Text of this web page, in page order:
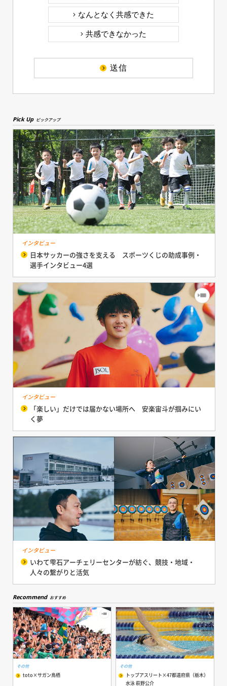
なんとなく共感できた
共感できなかった
送信
Pick Up ピックアップ
インタビュー
日本サッカーの強さを支える スポーツくじの助成事例・
選手インタビュー4選
インタビュー
「楽しい」だけでは届かない場所へ 安楽宙斗が掴みにい
く夢
インタビュー
いわて雫石アーチェリーセンターが紡ぐ、競技・地域・
人々の繋がりと活気
Recommend おすすめ
その他
toto×サガン鳥栖
その他
トップアスリート×47都道府県（栃木）
水泳 萩野公介